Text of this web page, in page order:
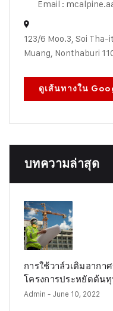
Email :
123/6 Moo.3, Soi
Muang, Nonthaburi
ดูเส้นทางใน
บทความล่าสุด
การใช้วาล์วเติมอาก
โครงการประหยัดต้น
Admin - June 10, 2022